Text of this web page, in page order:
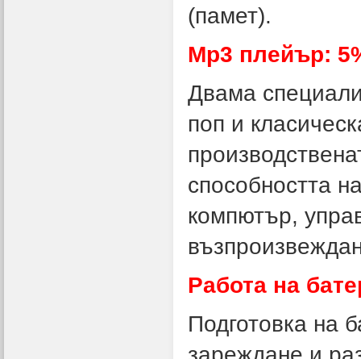
(памет).
Mp3 плейър:
Двама
поп и
способността
компютър,
Работа на
Подготовка на